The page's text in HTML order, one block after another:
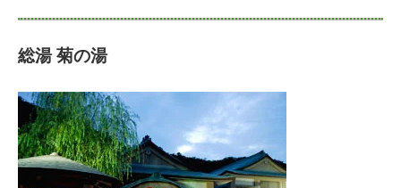
総湯 菊の湯